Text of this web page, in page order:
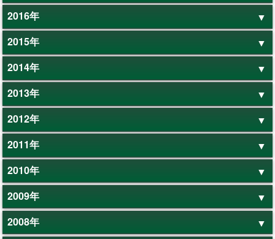
2016年
2015年
2014年
2013年
2012年
2011年
2010年
2009年
2008年